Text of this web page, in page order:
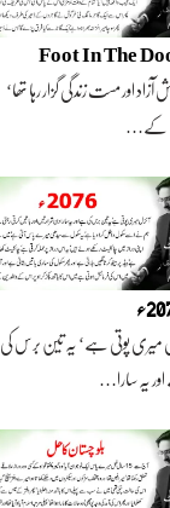
Foot In The
آزاد اور مست زندگی گزار رہا تھا‘
کے…
میری پوتی ہے‘ یہ تین برس کی
یہ سارا…